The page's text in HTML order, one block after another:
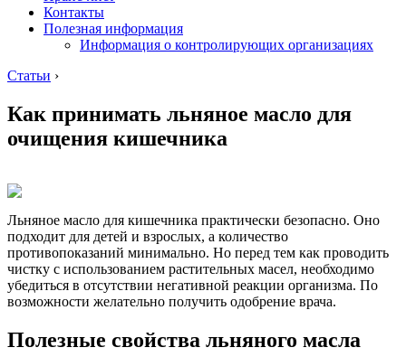
Контакты
Полезная информация
Информация о контролирующих организациях
Статьи ›
Как принимать льняное масло для
очищения кишечника
Льняное масло для кишечника практически безопасно. Оно
подходит для детей и взрослых, а количество
противопоказаний минимально. Но перед тем как проводить
чистку с использованием растительных масел, необходимо
убедиться в отсутствии негативной реакции организма. По
возможности желательно получить одобрение врача.
Полезные свойства льняного масла